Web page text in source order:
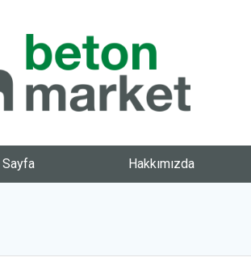
Sayfa Hakkımızda